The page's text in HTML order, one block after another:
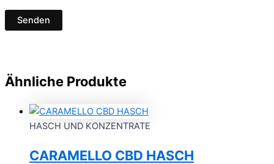
Ähnliche Produkte
HASCH UND KONZENTRATE
CARAMELLO CBD HASCH